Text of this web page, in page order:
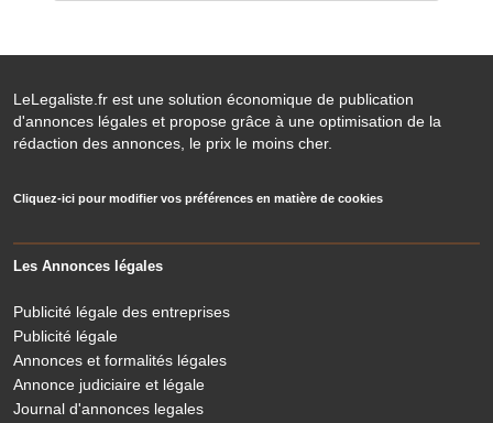
LeLegaliste.fr est une solution économique de publication
d'annonces légales et propose grâce à une optimisation de la
rédaction des annonces, le prix le moins cher.
Cliquez-ici pour modifier vos préférences en matière de cookies
Les Annonces légales
Publicité légale des entreprises
Publicité légale
Annonces et formalités légales
Annonce judiciaire et légale
Journal d'annonces legales